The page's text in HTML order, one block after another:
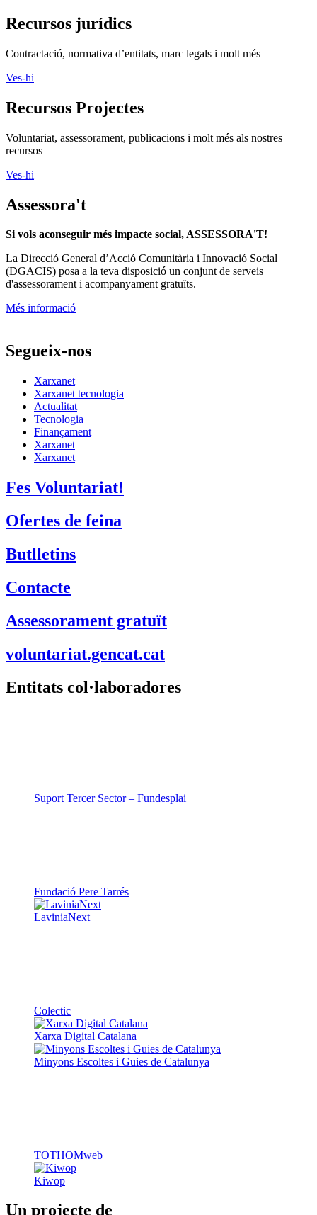
Recursos jurídics
Contractació, normativa d’entitats, marc legals i molt més
Ves-hi
Recursos Projectes
Voluntariat, assessorament, publicacions i molt més als nostres
recursos
Ves-hi
Assessora't
Si vols aconseguir més impacte social, ASSESSORA'T!
La Direcció General d’Acció Comunitària i Innovació Social
(DGACIS) posa a la teva disposició un conjunt de serveis
d'assessorament i acompanyament gratuïts.
Més informació
Segueix-nos
Xarxanet
Xarxanet tecnologia
Actualitat
Tecnologia
Finançament
Xarxanet
Xarxanet
Fes Voluntariat!
Ofertes de feina
Butlletins
Contacte
Assessorament gratuït
voluntariat.gencat.cat
Entitats col·laboradores
Suport Tercer Sector – Fundesplai
Fundació Pere Tarrés
LaviniaNext
Generalitat de Catalunya